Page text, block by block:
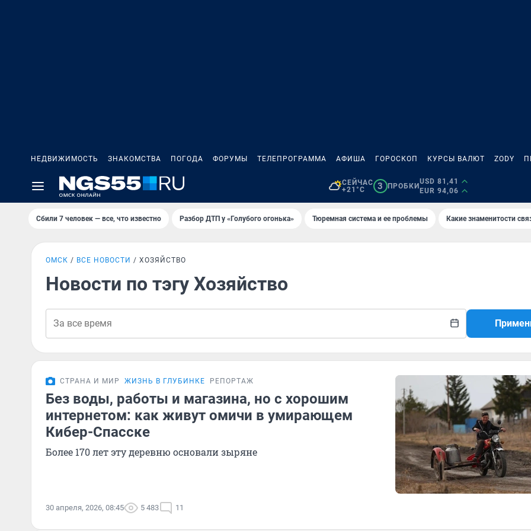
НЕДВИЖИМОСТЬ ЗНАКОМСТВА ПОГОДА ФОРУМЫ ТЕЛЕПРОГРАММА АФИША ГОРОСКОП КУРСЫ ВАЛЮТ ZODY
СЕЙЧАС
+21°C
3 ПРОБКИ
USD 81,41
EUR 94,06
Сбили 7 человек — все, что известно Разбор ДТП у «Голубого огонька» Тюремная система и ее проблемы Какие знаменитости
ОМСК ВСЕ НОВОСТИ ХОЗЯЙСТВО
Новости по тэгу Хозяйство
СТРАНА И МИР ЖИЗНЬ В ГЛУБИНКЕ РЕПОРТАЖ
Без воды, работы и магазина, но с хорошим
интернетом: как живут омичи в умирающем
Кибер-Спасске
Более 170 лет эту деревню основали зыряне
30 апреля, 2026, 08:45 5 483 11